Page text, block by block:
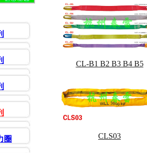
圈
CL-B1 B2 B3 B4 B5
CLS03